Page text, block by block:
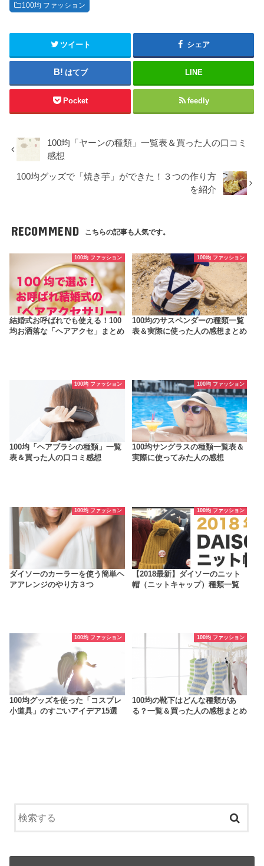
100均 ファッション
ツイート シェア
はてブ LINE
Pocket feedly
100均「ヤーンの種類」一覧表＆買った人の口コミ
感想
100均グッズで「焼き芋」ができた！３つの作り方
を紹介
RECOMMEND こちらの記事も人気です。
100均 ファッション
結婚式お呼ばれでも使える！100
均お洒落な「ヘアアクセ」まとめ
100均 ファッション
100均のサスペンダーの種類一覧
表＆実際に使った人の感想まとめ
100均 ファッション
100均「ヘアブラシの種類」一覧
表＆買った人の口コミ感想
100均 ファッション
100均サングラスの種類一覧表＆
実際に使ってみた人の感想
100均 ファッション
ダイソーのカーラーを使う簡単ヘ
アアレンジのやり方３つ
100均 ファッション
【2018最新】ダイソーのニット
帽（ニットキャップ）種類一覧
100均 ファッション
100均グッズを使った「コスプレ
小道具」のすごいアイデア15選
100均 ファッション
100均の靴下はどんな種類があ
る？一覧＆買った人の感想まとめ